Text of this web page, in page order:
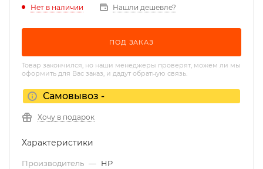
Нет в наличии Нашли дешевле?
ПОД ЗАКАЗ
Товар закончился, но наши менеджеры проверят, можем ли мы
оформить для Вас заказ, и дадут обратную связь.
Самовывоз -
Хочу в подарок
Характеристики
Производитель — HP